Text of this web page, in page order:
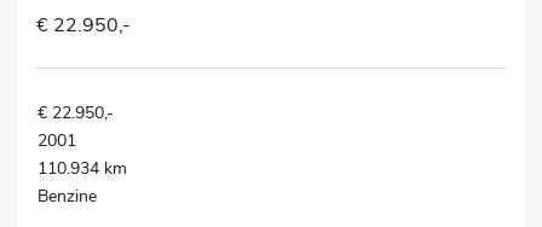
€ 22.950,-
€ 22.950,-
2001
110.934 km
Benzine